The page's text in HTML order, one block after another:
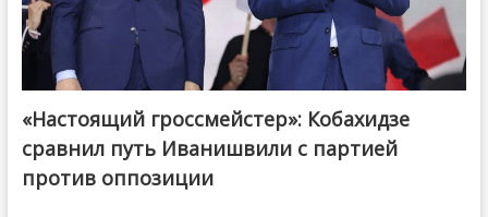
@ქართული ოცნება / Georgian Dream
«Настоящий гроссмейстер»: Кобахидзе
сравнил путь Иванишвили с партией
против оппозиции